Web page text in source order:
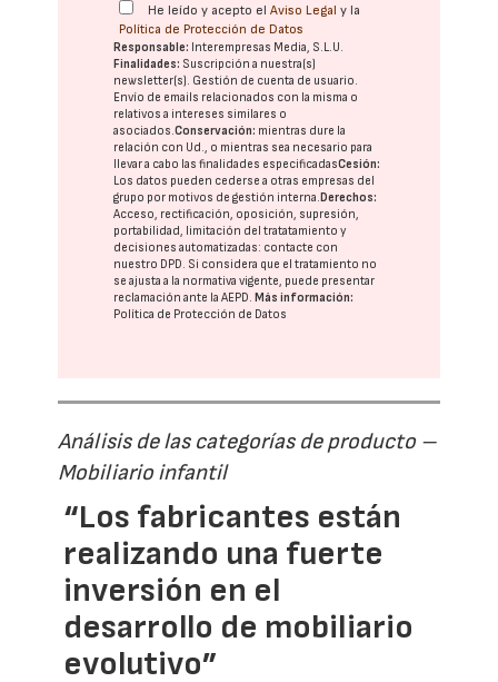
He leído y acepto elAviso Legal y la
Política de Protección de Datos
Responsable: Interempresas Media, S.L.U.
Finalidades: Suscripción a nuestra(s)
newsletter(s). Gestión de cuenta de usuario.
Envío de emails relacionados con la misma o
relativos a intereses similares o
asociados.Conservación: mientras dure la
relación con Ud., o mientras sea necesario para
llevar a cabo las finalidades especificadasCesión:
Los datos pueden cederse a otras empresas del
grupo por motivos de gestión interna.Derechos:
Acceso, rectificación, oposición, supresión,
portabilidad, limitación del tratatamiento y
decisiones automatizadas: contacte con
nuestro DPD. Si considera que el tratamiento no
se ajusta a la normativa vigente, puede presentar
reclamación ante laAEPD.Más información:
Política de Protección de Datos
Análisis de las categorías de producto –
Mobiliario infantil
“Los fabricantes están
realizando una fuerte
inversión en el
desarrollo de mobiliario
evolutivo”